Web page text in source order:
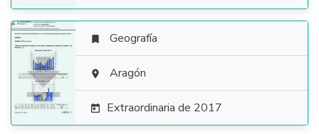

 Geografía
 Aragón
 Extraordinaria de 2017